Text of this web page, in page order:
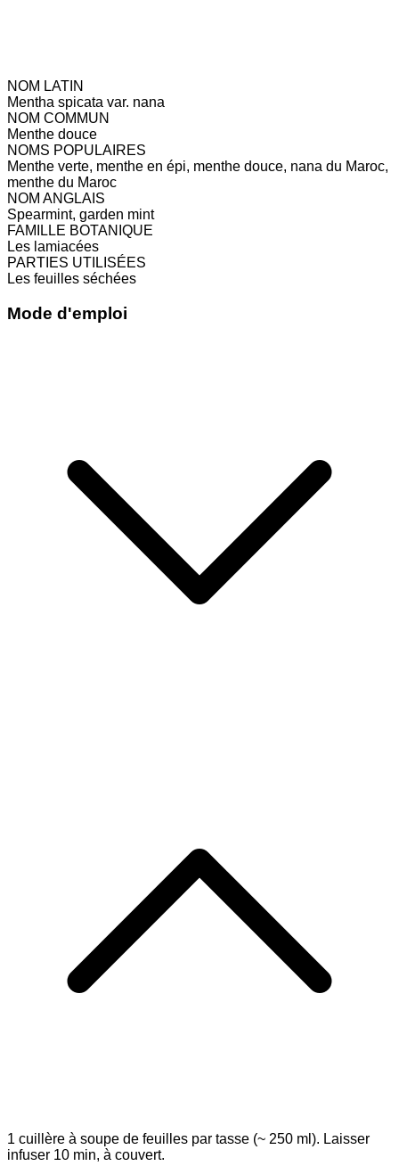
NOM LATIN
Mentha spicata var. nana
NOM COMMUN
Menthe douce
NOMS POPULAIRES
Menthe verte, menthe en épi, menthe douce, nana du Maroc,
menthe du Maroc
NOM ANGLAIS
Spearmint, garden mint
FAMILLE BOTANIQUE
Les lamiacées
PARTIES UTILISÉES
Les feuilles séchées
Mode d'emploi
1 cuillère à soupe de feuilles par tasse (~ 250 ml). Laisser
infuser 10 min, à couvert.